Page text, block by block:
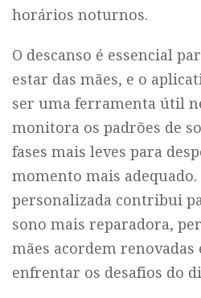
horários noturnos.
O descanso é essencial
estar das mães, e o
ser uma ferramenta útil
monitora os padrões de
fases mais leves para
momento mais adequado.
personalizada contribui
sono mais reparadora,
mães acordem renovadas
enfrentar os desafios do